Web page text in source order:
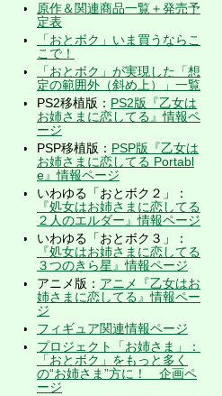
原作＆関連商品一覧＋発売予
定表
「おとボク」いま買うならこ
こで！
「おとボク」が実現した「想
定の範囲外（斜め上）」一覧
PS2移植版： PS2版『乙女は
お姉さまに恋してる』情報ペ
ージ
PSP移植版： PSP版『乙女は
お姉さまに恋してる Portabl
e』情報ページ
いわゆる「おとボク２」：
『処女はお姉さまに恋してる
２人のエルダー』情報ページ
いわゆる「おとボク３」：
『処女はお姉さまに恋してる
３つのきら星』情報ページ
アニメ版： アニメ『乙女はお
姉さまに恋してる』情報ペー
ジ
フィギュア関連情報ページ
プロジェクト「お姉さま」：
「おとボク」をもっと多く
の“お姉さま”方に！ 企画ペ
ージ